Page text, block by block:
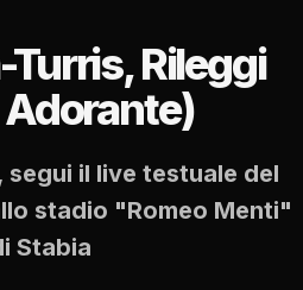
Rileggi
Adorante)
il live testuale del
stadio "Romeo Menti"
Stabia